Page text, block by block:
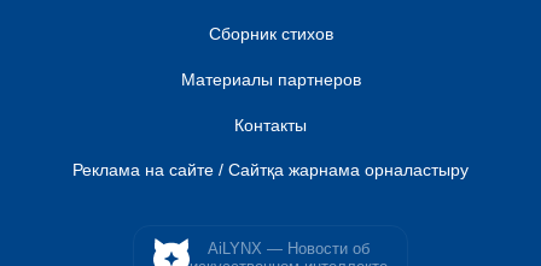
Сборник стихов
Материалы партнеров
Контакты
Реклама на сайте / Сайтқа жарнама орналастыру
AiLYNX — Новости об